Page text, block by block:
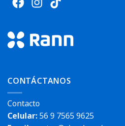
CONTÁCTANOS
Contacto
Celular:56 9 7565 9625